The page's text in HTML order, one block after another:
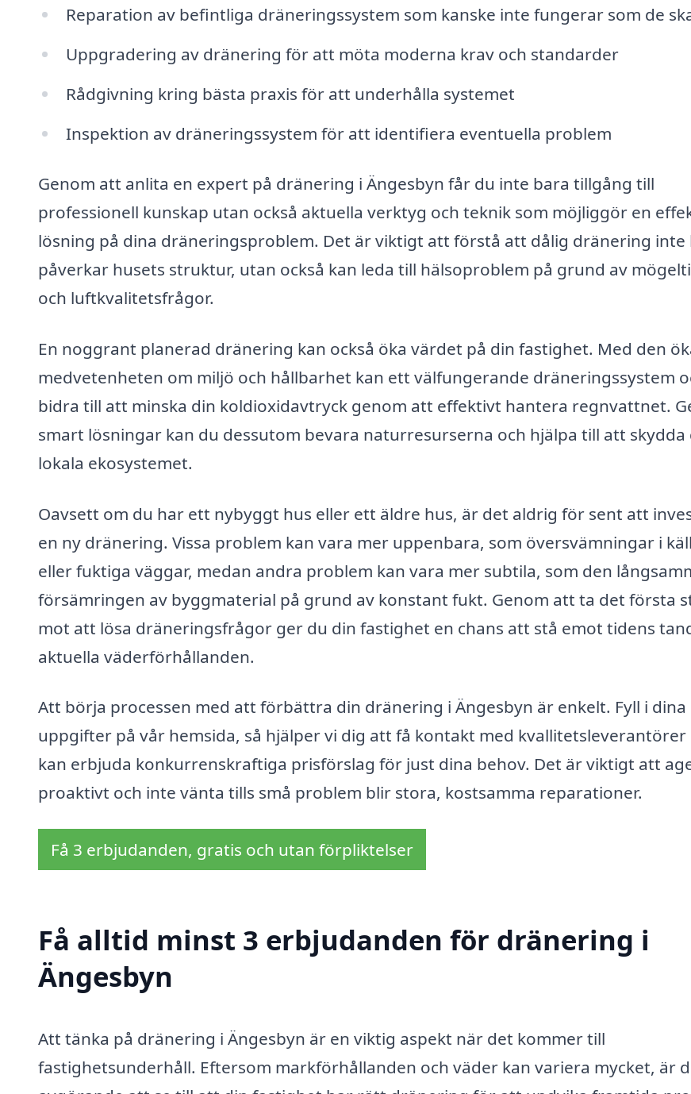
Reparation av befintliga dräneringssystem som kanske inte fungerar som de
Uppgradering av dränering för att möta moderna krav och standarder
Rådgivning kring bästa praxis för att underhålla systemet
Inspektion av dräneringssystem för att identifiera eventuella problem
Genom att anlita en expert på dränering i Ängesbyn får du inte bara tillgång till
professionell kunskap utan också aktuella verktyg och teknik som möjliggör en
lösning på dina dräneringsproblem. Det är viktigt att förstå att dålig dränering inte
påverkar husets struktur, utan också kan leda till hälsoproblem på grund av
och luftkvalitetsfrågor.
En noggrant planerad dränering kan också öka värdet på din fastighet. Med den
medvetenheten om miljö och hållbarhet kan ett välfungerande dräneringssystem
bidra till att minska din koldioxidavtryck genom att effektivt hantera regnvattnet.
smart lösningar kan du dessutom bevara naturresurserna och hjälpa till att skydda
lokala ekosystemet.
Oavsett om du har ett nybyggt hus eller ett äldre hus, är det aldrig för sent att
en ny dränering. Vissa problem kan vara mer uppenbara, som översvämningar i
eller fuktiga väggar, medan andra problem kan vara mer subtila, som den
försämringen av byggmaterial på grund av konstant fukt. Genom att ta det första
mot att lösa dräneringsfrågor ger du din fastighet en chans att stå emot tidens
aktuella väderförhållanden.
Att börja processen med att förbättra din dränering i Ängesbyn är enkelt. Fyll i dina
uppgifter på vår hemsida, så hjälper vi dig att få kontakt med kvallitetsleverantörer
kan erbjuda konkurrenskraftiga prisförslag för just dina behov. Det är viktigt att
proaktivt och inte vänta tills små problem blir stora, kostsamma reparationer.
Få 3 erbjudanden, gratis och utan förpliktelser
Få alltid minst 3 erbjudanden för dränering i
Ängesbyn
Att tänka på dränering i Ängesbyn är en viktig aspekt när det kommer till
fastighetsunderhåll. Eftersom markförhållanden och väder kan variera mycket, är